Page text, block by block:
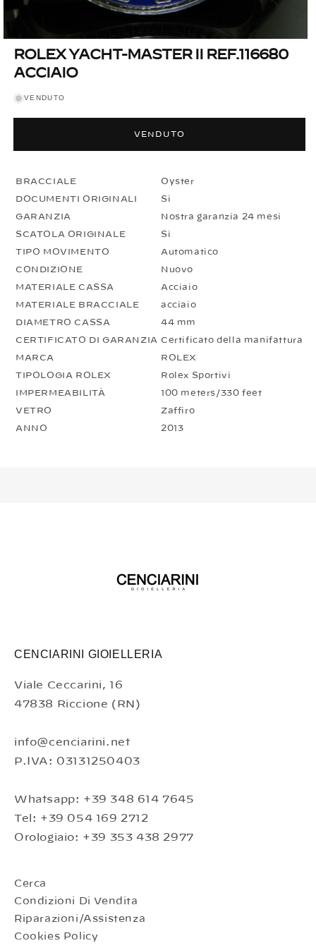
contenuti
finestra
ROLEX YACHT-MASTER II REF.116680
ACCIAIO
VENDUTO
VENDUTO
BRACCIALE Oyster
DOCUMENTI ORIGINALI Si
GARANZIA Nostra garanzia 24 mesi
SCATOLA ORIGINALE Si
TIPO MOVIMENTO Automatico
CONDIZIONE Nuovo
MATERIALE CASSA Acciaio
MATERIALE BRACCIALE acciaio
DIAMETRO CASSA 44 mm
CERTIFICATO DI GARANZIA Certificato della manifattura
MARCA ROLEX
TIPOLOGIA ROLEX Rolex Sportivi
IMPERMEABILITÀ 100 meters/330 feet
VETRO Zaffiro
ANNO 2013
CENCIARINI GIOIELLERIA
Viale Ceccarini, 16
47838 Riccione (RN)
info@cenciarini.net
P.IVA: 03131250403
Whatsapp: +39 348 614 7645
Tel: +39 054 169 2712
Orologiaio: +39 353 438 2977
Cerca
Condizioni Di Vendita
Riparazioni/Assistenza
Cookies Policy